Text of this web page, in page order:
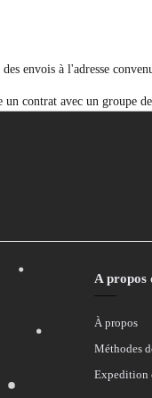
envois à l'adresse
un contrat avec un groupe
A propos
À propos
Méthodes
Expedition